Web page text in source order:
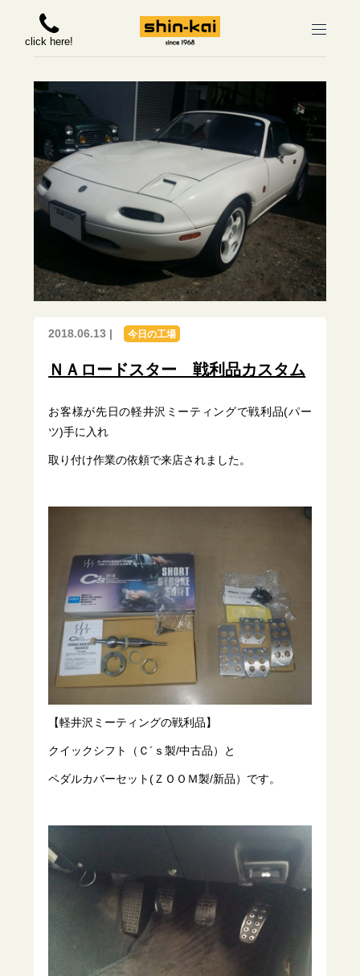
click here!
2018.06.13 | 今日の工場
ＮＡロードスター 戦利品カスタム
お客様が先日の軽井沢ミーティングで戦利品(パー
ツ)手に入れ
取り付け作業の依頼で来店されました。
【軽井沢ミーティングの戦利品】
クイックシフト（Ｃ´ｓ製/中古品）と
ペダルカバーセット(ＺＯＯＭ製/新品）です。